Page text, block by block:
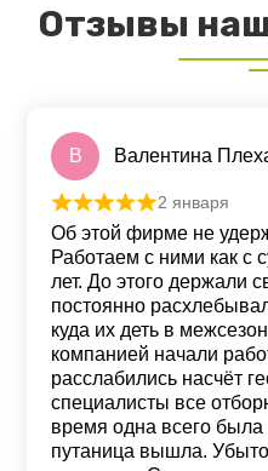
Отзывы
В Валентина
Оценка из 5
2 января
Об этой фирме не
Работаем с ними как с
лет. До этого держали
постоянно
куда их деть в
компанией начали
расслабились насчёт
специалисты все
время одна всего была
путаница вышла.